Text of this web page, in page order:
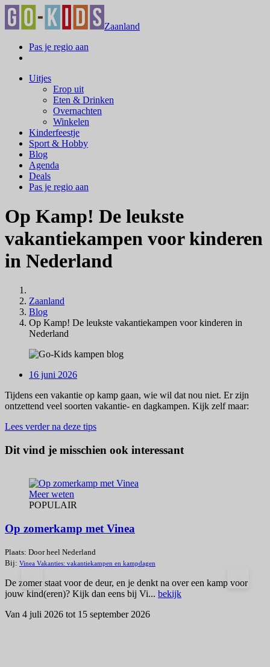
Zaanland
Pas je regio aan
Uitjes
Erop uit
Eten & Drinken
Overnachten
Winkelen
Kinderfeestje
Sport & Hobby
Blog
Agenda
Deals
Pas je regio aan
Op Kamp! De leukste
vakantiekampen voor kinderen
in Nederland
Zaanland
Blog
Op Kamp! De leukste vakantiekampen voor kinderen in
Nederland
16 juni 2026
Tijdens een vakantie op kamp gaan, wie wil dat nou niet. Er zijn
ontzettend veel soorten vakantie- en dagkampen. Kijk zelf maar:
Lees verder na deze tips
Dit vind je misschien ook interessant
Meer weten
POPULAIR
Op zomerkamp met Vinea
Plaats: Door heel Nederland
Bij: Vinea Vakanties: vakantiekampen en kampdagen
De zomer staat voor de deur, en je denkt na over een kamp voor
jouw kind(eren)? Kijk dan eens bij Vi... bekijk
Van 4 juli 2026 tot 15 september 2026